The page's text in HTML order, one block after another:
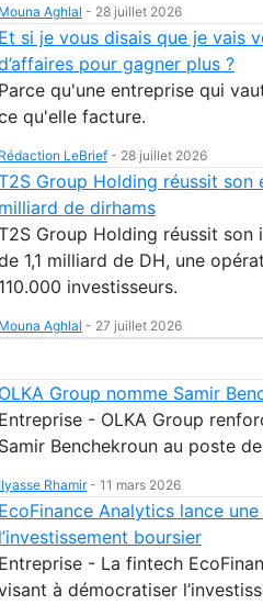
Mouna Aghlal - 28 juillet 2026
Et si je vous disais que je vais
pour gagner plus ?
Parce qu'une entreprise qui
qu'elle facture.
Rédaction LeBrief- 28 juillet 2026
Group Holding réussit son
milliard de dirhams
Group Holding réussit
1,1 milliard de DH, une
110.000 investisseurs.
Mouna Aghlal - 27 juillet 2026
OLKA Group nomme Samir
Entreprise - OLKA Group
Samir Benchekroun au poste
Ilyasse Rhamir- 11 mars 2026
EcoFinance Analytics lance
l’investissement boursier
Entreprise - La fintech
à démocratiser